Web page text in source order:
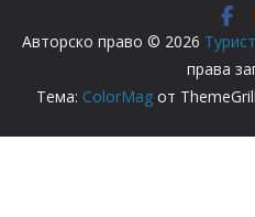
Авторско право © 2026
права
Тема: ColorMag от